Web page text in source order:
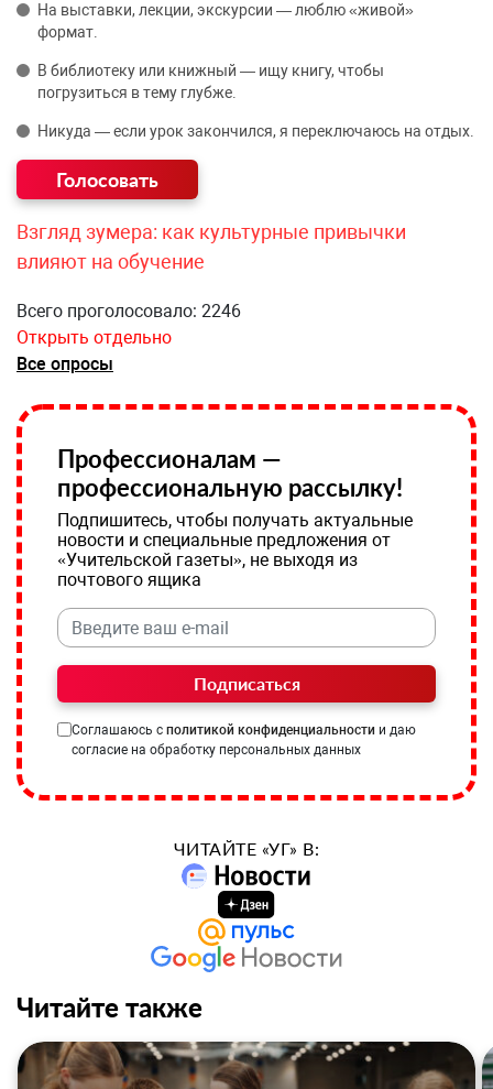
На выставки, лекции, экскурсии — люблю «живой»
формат.
В библиотеку или книжный — ищу книгу, чтобы
погрузиться в тему глубже.
Никуда — если урок закончился, я переключаюсь на отдых.
Взгляд зумера: как культурные привычки
влияют на обучение
Всего проголосовало: 2246
Открыть отдельно
Все опросы
Профессионалам —
профессиональную рассылку!
Подпишитесь, чтобы получать актуальные
новости и специальные предложения от
«Учительской газеты», не выходя из
почтового ящика
Подписаться
Соглашаюсь с политикой конфиденциальности и даю
согласие на обработку персональных данных
ЧИТАЙТЕ «УГ» В:
Читайте также